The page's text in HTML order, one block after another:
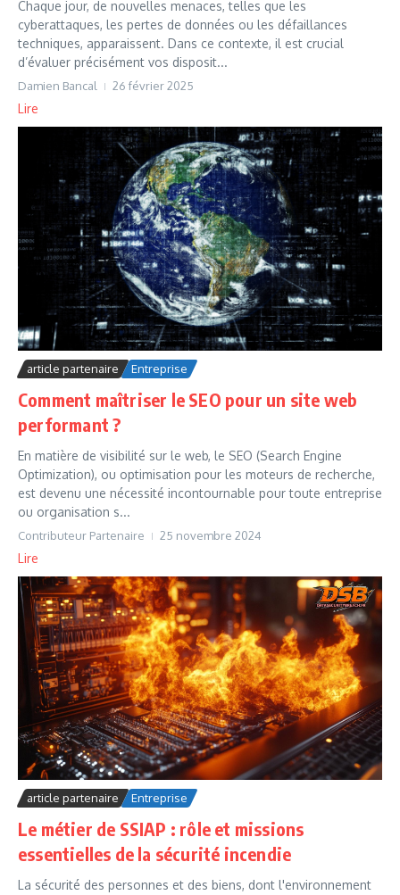
Chaque jour, de nouvelles menaces, telles que les
cyberattaques, les pertes de données ou les défaillances
techniques, apparaissent. Dans ce contexte, il est crucial
d’évaluer précisément vos disposit...
Damien Bancal 26 février 2025
Lire
article partenaire Entreprise
Comment maîtriser le SEO pour un site web
performant ?
En matière de visibilité sur le web, le SEO (Search Engine
Optimization), ou optimisation pour les moteurs de recherche,
est devenu une nécessité incontournable pour toute entreprise
ou organisation s...
Contributeur Partenaire 25 novembre 2024
Lire
article partenaire Entreprise
Le métier de SSIAP : rôle et missions
essentielles de la sécurité incendie
La sécurité des personnes et des biens, dont l'environnement